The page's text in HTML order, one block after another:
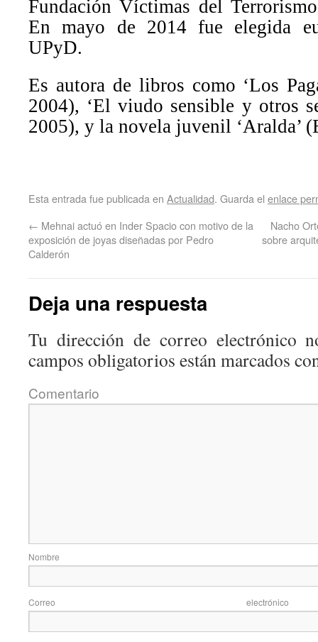
Fundación Víctimas del
En mayo de 2014 fue elegida
UPyD.
Es autora de libros como ‘Los
2004), ‘El viudo sensible y otros
2005), y la novela juvenil ‘Aralda’
Esta entrada fue publicada en Actualidad. Guarda el enlace
← Mehnai actuó en Inder Spacio con motivo de la
exposición de joyas diseñadas por Pedro
Calderón
Nacho
sobre
Deja una respuesta
Tu dirección de correo electrónico
campos obligatorios están marcados
Correo